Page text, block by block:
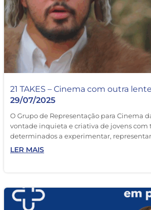
21 TAKES – Cinema com outra lente
29/07/2025
O Grupo de Representação para Cinema
vontade inquieta e criativa de jovens com
determinados a experimentar,
LER MAIS